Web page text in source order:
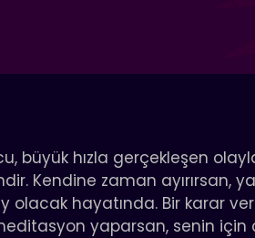
büyük hızla gerçekleşen
Kendine zaman ayırırsan,
olacak hayatında. Bir karar
yaparsan, senin için